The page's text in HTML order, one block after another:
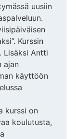
uusiin
Kurssin
Lisäksi Antti
ajan
käyttöön
kurssi on
koulutusta,